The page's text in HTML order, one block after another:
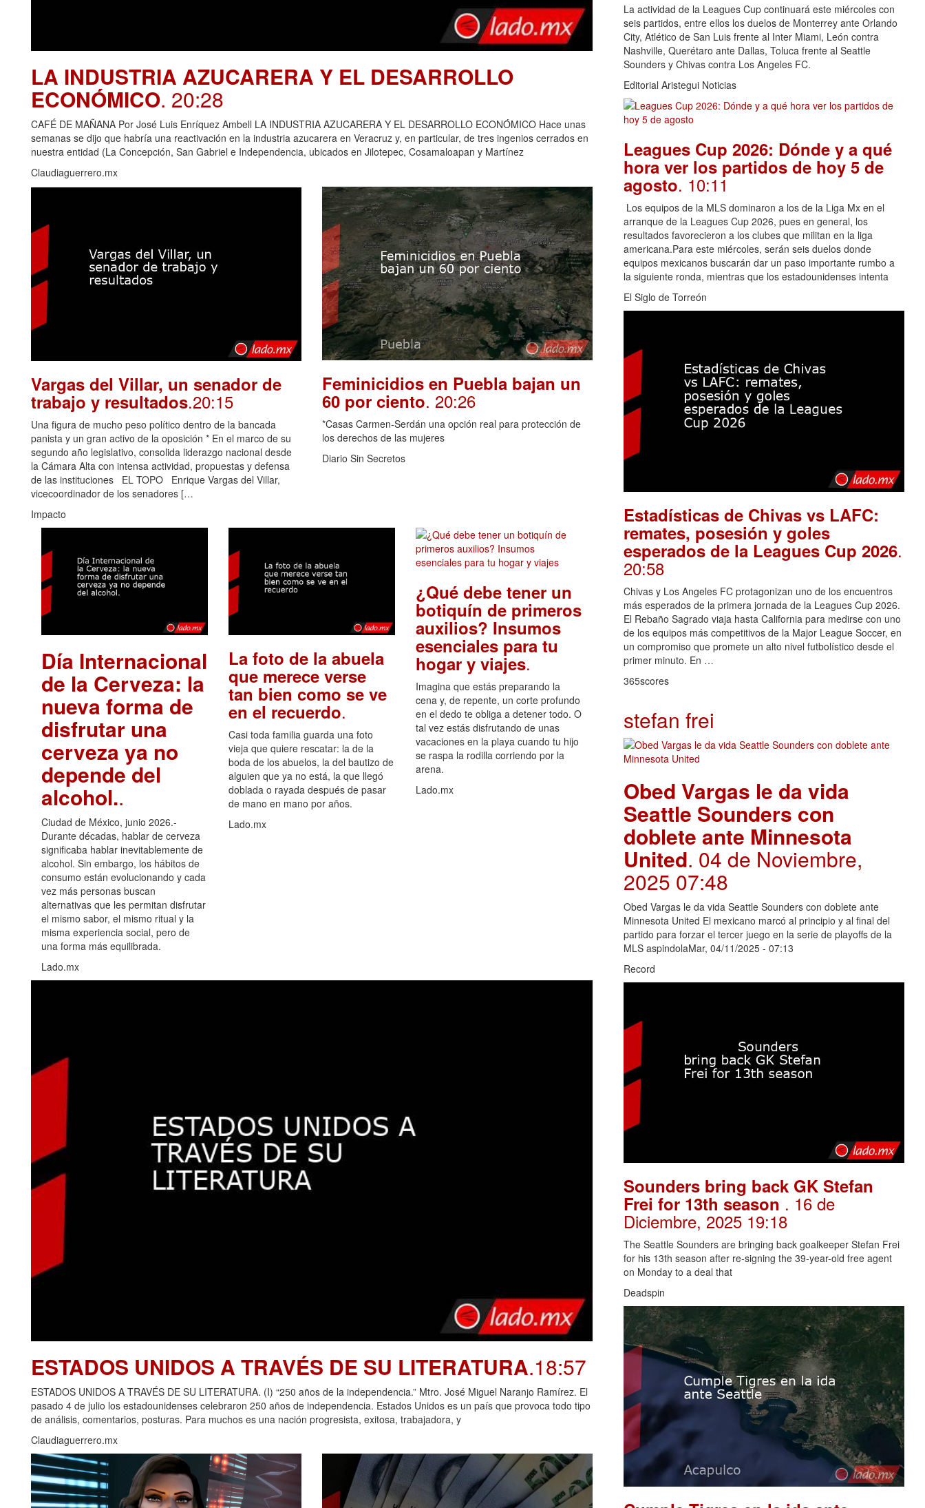
LA INDUSTRIA AZUCARERA Y EL DESARROLLO
ECONÓMICO. 20:28
CAFÉ DE MAÑANA Por José Luis Enríquez Ambell LA INDUSTRIA AZUCARERA Y EL DESARROLLO ECONÓMICO Hace unas
semanas se dijo que habría una reactivación en la industria azucarera en Veracruz y, en particular, de tres ingenios cerrados en
nuestra entidad (La Concepción, San Gabriel e Independencia, ubicados en Jilotepec, Cosamaloapan y Martínez
Claudiaguerrero.mx
Vargas del Villar, un senador de
trabajo y resultados.20:15
Una figura de mucho peso político dentro de la bancada
panista y un gran activo de la oposición * En el marco de su
segundo año legislativo, consolida liderazgo nacional desde
la Cámara Alta con intensa actividad, propuestas y defensa
de las instituciones EL TOPO Enrique Vargas del Villar,
vicecoordinador de los senadores […
Impacto
Feminicidios en Puebla bajan un
60 por ciento. 20:26
*Casas Carmen-Serdán una opción real para protección de
los derechos de las mujeres
Diario Sin Secretos
Día Internacional
de la Cerveza: la
nueva forma de
disfrutar una
cerveza ya no
depende del
alcohol..
Ciudad de México, junio 2026.-
Durante décadas, hablar de cerveza
significaba hablar inevitablemente de
alcohol. Sin embargo, los hábitos de
consumo están evolucionando y cada
vez más personas buscan
alternativas que les permitan disfrutar
el mismo sabor, el mismo ritual y la
misma experiencia social, pero de
una forma más equilibrada.
Lado.mx
La foto de la abuela
que merece verse
tan bien como se ve
en el recuerdo.
Casi toda familia guarda una foto
vieja que quiere rescatar: la de la
boda de los abuelos, la del bautizo de
alguien que ya no está, la que llegó
doblada o rayada después de pasar
de mano en mano por años.
Lado.mx
¿Qué debe tener un
botiquín de primeros
auxilios? Insumos
esenciales para tu
hogar y viajes.
Imagina que estás preparando la
cena y, de repente, un corte profundo
en el dedo te obliga a detener todo. O
tal vez estás disfrutando de unas
vacaciones en la playa cuando tu hijo
se raspa la rodilla corriendo por la
arena.
Lado.mx
ESTADOS UNIDOS A TRAVÉS DE SU LITERATURA.18:57
ESTADOS UNIDOS A TRAVÉS DE SU LITERATURA. (I) “250 años de la independencia.” Mtro. José Miguel Naranjo Ramírez. El
pasado 4 de julio los estadounidenses celebraron 250 años de independencia. Estados Unidos es un país que provoca todo tipo
de análisis, comentarios, posturas. Para muchos es una nación progresista, exitosa, trabajadora, y
Claudiaguerrero.mx
La actividad de la Leagues Cup continuará este miércoles con
seis partidos, entre ellos los duelos de Monterrey ante Orlando
City, Atlético de San Luis frente al Inter Miami, León contra
Nashville, Querétaro ante Dallas, Toluca frente al Seattle
Sounders y Chivas contra Los Angeles FC.
Editorial Aristegui Noticias
Leagues Cup 2026: Dónde y a qué
hora ver los partidos de hoy 5 de
agosto. 10:11
Los equipos de la MLS dominaron a los de la Liga Mx en el
arranque de la Leagues Cup 2026, pues en general, los
resultados favorecieron a los clubes que militan en la liga
americana.Para este miércoles, serán seis duelos donde
equipos mexicanos buscarán dar un paso importante rumbo a
la siguiente ronda, mientras que los estadounidenses intenta
El Siglo de Torreón
Estadísticas de Chivas vs LAFC:
remates, posesión y goles
esperados de la Leagues Cup 2026.
20:58
Chivas y Los Angeles FC protagonizan uno de los encuentros
más esperados de la primera jornada de la Leagues Cup 2026.
El Rebaño Sagrado viaja hasta California para medirse con uno
de los equipos más competitivos de la Major League Soccer, en
un compromiso que promete un alto nivel futbolístico desde el
primer minuto. En …
365scores
stefan frei
Obed Vargas le da vida
Seattle Sounders con
doblete ante Minnesota
United. 04 de Noviembre,
2025 07:48
Obed Vargas le da vida Seattle Sounders con doblete ante
Minnesota United El mexicano marcó al principio y al final del
partido para forzar el tercer juego en la serie de playoffs de la
MLS aspindolaMar, 04/11/2025 - 07:13
Record
Sounders bring back GK Stefan
Frei for 13th season . 16 de
Diciembre, 2025 19:18
The Seattle Sounders are bringing back goalkeeper Stefan Frei
for his 13th season after re-signing the 39-year-old free agent
on Monday to a deal that
Deadspin